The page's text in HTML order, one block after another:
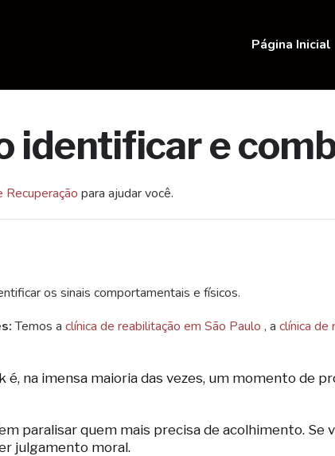
Página Inicial
identificar e
Recuperação para ajudar você.
os sinais comportamentais e físicos.
Temos a clínica de reabilitação em São Paulo , a clínica de
na imensa maioria das vezes, um momento de
paralisar quem mais precisa de acolhimento.
julgamento moral.